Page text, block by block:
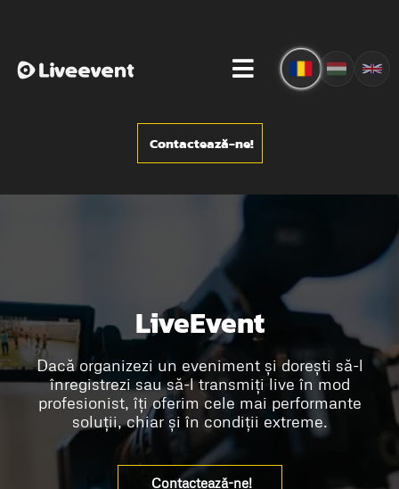
LiveEvent
Dacă organizezi un eveniment și dorești să-l
înregistrezi sau să-l transmiți live în mod
profesionist, îți oferim cele mai performante
soluții, chiar și în condiții extreme.